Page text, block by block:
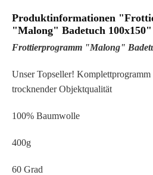
Produktinformationen
"Malong" Badetuch 100x150"
Frottierprogramm "Malong"
Unser Topseller!
trocknender Objektqualität
100% Baumwolle
400g
60 Grad